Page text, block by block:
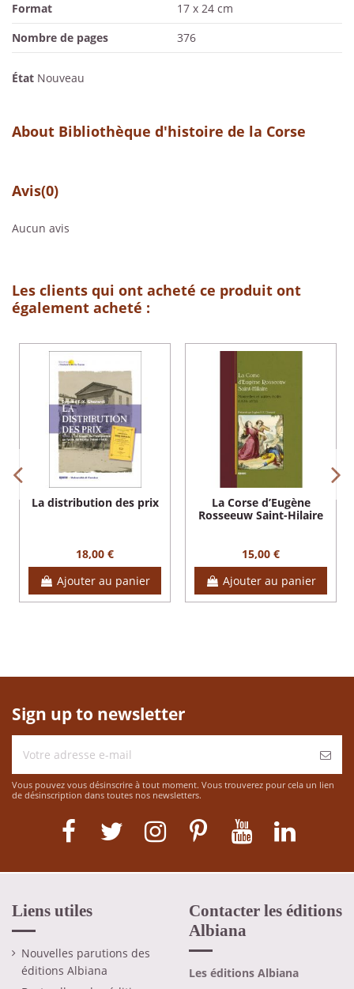
Format
17 x 24 cm
Nombre de pages
376
État Nouveau
About Bibliothèque d'histoire de la Corse
Avis(0)
Aucun avis
Les clients qui ont acheté ce produit ont
également acheté :
La distribution des prix
18,00 €
Ajouter au panier
La Corse d’Eugène
Rosseeuw Saint-Hilaire
15,00 €
Ajouter au panier
Sign up to newsletter
Vous pouvez vous désinscrire à tout moment. Vous trouverez pour cela un lien
de désinscription dans toutes nos newsletters.
Liens utiles
Nouvelles parutions des
éditions Albiana
Contacter les éditions
Albiana
Les éditions Albiana